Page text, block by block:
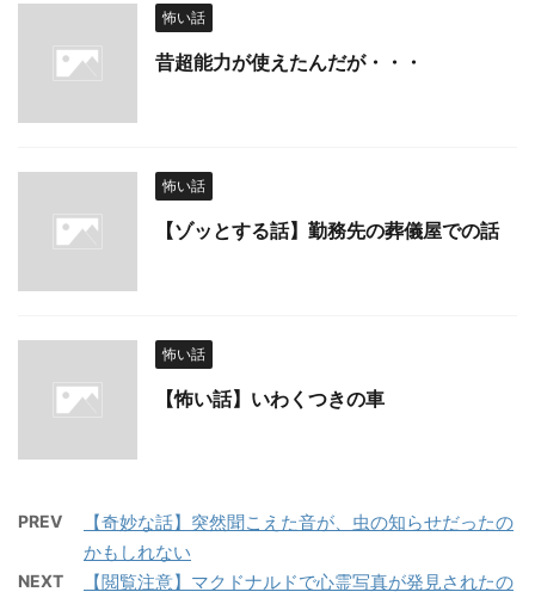
怖い話
昔超能力が使えたんだが・・・
怖い話
【ゾッとする話】勤務先の葬儀屋での話
怖い話
【怖い話】いわくつきの車
PREV
【奇妙な話】突然聞こえた音が、虫の知らせだったの
かもしれない
NEXT
【閲覧注意】マクドナルドで心霊写真が発見されたの